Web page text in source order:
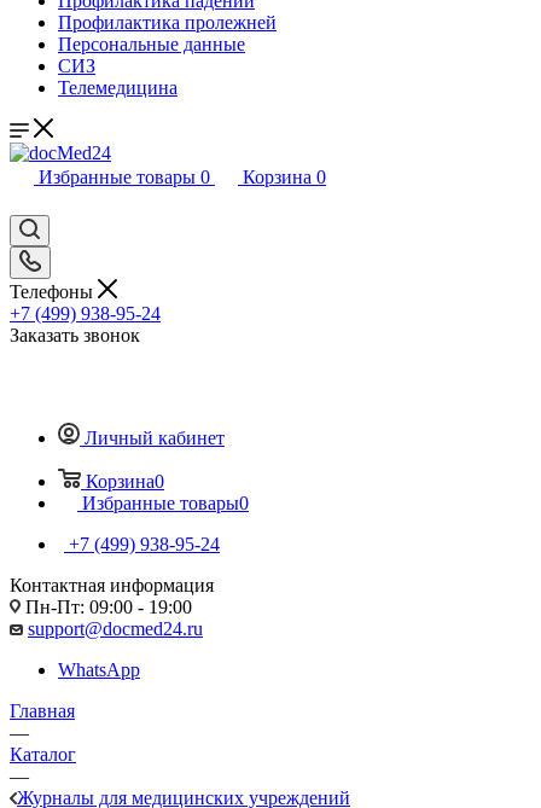
Профилактика пролежней
Персональные данные
СИЗ
Телемедицина
Избранные товары 0 Корзина 0
Телефоны
+7 (499) 938-95-24
Заказать звонок
Личный кабинет
Корзина0
Избранные товары0
+7 (499) 938-95-24
Контактная информация
Пн-Пт: 09:00 - 19:00
support@docmed24.ru
WhatsApp
Главная
—
Каталог
—
Журналы для медицинских учреждений